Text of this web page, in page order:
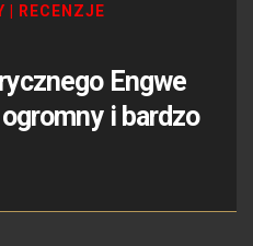
RECENZJE
Engwe
i bardzo